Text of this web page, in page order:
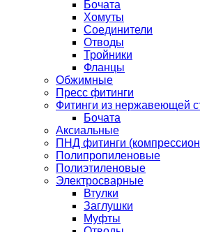
Бочата
Хомуты
Соединители
Отводы
Тройники
Фланцы
Обжимные
Пресс фитинги
Фитинги из нержавеющей
Бочата
Аксиальные
ПНД фитинги
Полипропиленовые
Полиэтиленовые
Электросварные
Втулки
Заглушки
Муфты